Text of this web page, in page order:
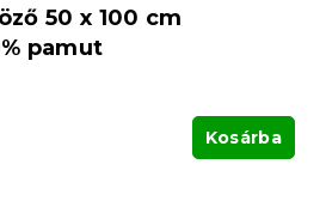
50 x 100 cm
pamut
Kosárba